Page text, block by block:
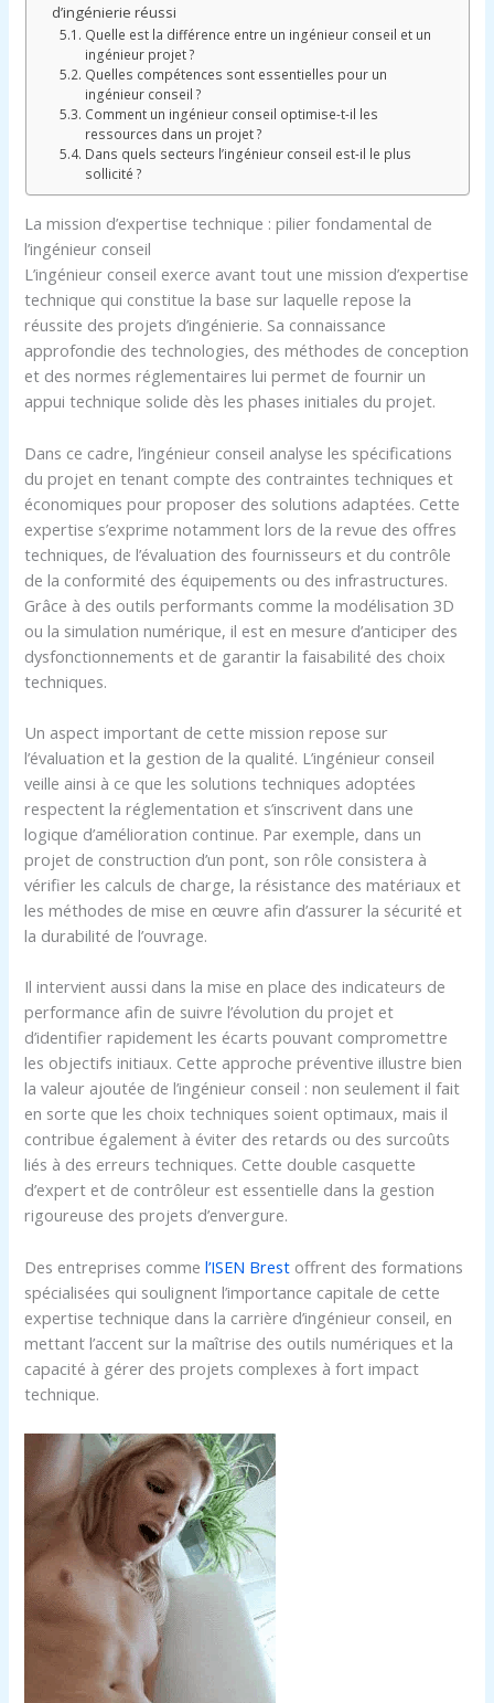
d’ingénierie réussi
Quelle est la différence entre un ingénieur conseil et un
ingénieur projet ?
Quelles compétences sont essentielles pour un
ingénieur conseil ?
Comment un ingénieur conseil optimise-t-il les
ressources dans un projet ?
Dans quels secteurs l’ingénieur conseil est-il le plus
sollicité ?
La mission d’expertise technique : pilier fondamental de
l’ingénieur conseil
L’ingénieur conseil exerce avant tout une mission d’expertise
technique qui constitue la base sur laquelle repose la
réussite des projets d’ingénierie. Sa connaissance
approfondie des technologies, des méthodes de conception
et des normes réglementaires lui permet de fournir un
appui technique solide dès les phases initiales du projet.
Dans ce cadre, l’ingénieur conseil analyse les spécifications
du projet en tenant compte des contraintes techniques et
économiques pour proposer des solutions adaptées. Cette
expertise s’exprime notamment lors de la revue des offres
techniques, de l’évaluation des fournisseurs et du contrôle
de la conformité des équipements ou des infrastructures.
Grâce à des outils performants comme la modélisation 3D
ou la simulation numérique, il est en mesure d’anticiper des
dysfonctionnements et de garantir la faisabilité des choix
techniques.
Un aspect important de cette mission repose sur
l’évaluation et la gestion de la qualité. L’ingénieur conseil
veille ainsi à ce que les solutions techniques adoptées
respectent la réglementation et s’inscrivent dans une
logique d’amélioration continue. Par exemple, dans un
projet de construction d’un pont, son rôle consistera à
vérifier les calculs de charge, la résistance des matériaux et
les méthodes de mise en œuvre afin d’assurer la sécurité et
la durabilité de l’ouvrage.
Il intervient aussi dans la mise en place des indicateurs de
performance afin de suivre l’évolution du projet et
d’identifier rapidement les écarts pouvant compromettre
les objectifs initiaux. Cette approche préventive illustre bien
la valeur ajoutée de l’ingénieur conseil : non seulement il fait
en sorte que les choix techniques soient optimaux, mais il
contribue également à éviter des retards ou des surcoûts
liés à des erreurs techniques. Cette double casquette
d’expert et de contrôleur est essentielle dans la gestion
rigoureuse des projets d’envergure.
Des entreprises commel’ISEN Brest offrent des formations
spécialisées qui soulignent l’importance capitale de cette
expertise technique dans la carrière d’ingénieur conseil, en
mettant l’accent sur la maîtrise des outils numériques et la
capacité à gérer des projets complexes à fort impact
technique.